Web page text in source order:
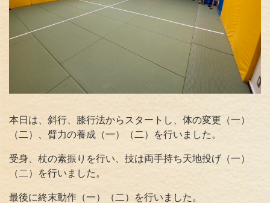
本日は、斜行、膝行法からスタートし、体の変更（一）
（二）、臂力の養成（一）（二）を行いました。
受身、杖の素振りを行い、技は両手持ち天地投げ（一）
（二）を行いました。
最後に終末動作（一）（二）を行いました。